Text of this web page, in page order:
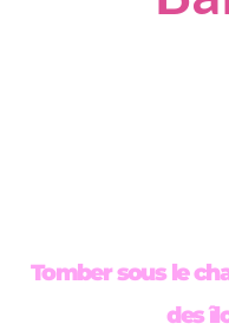
Tomber sous le
des